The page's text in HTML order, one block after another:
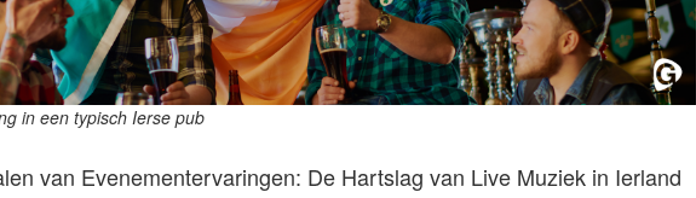
in een typisch Ierse pub
van Evenementervaringen: De Hartslag van Live Muziek in Ierland